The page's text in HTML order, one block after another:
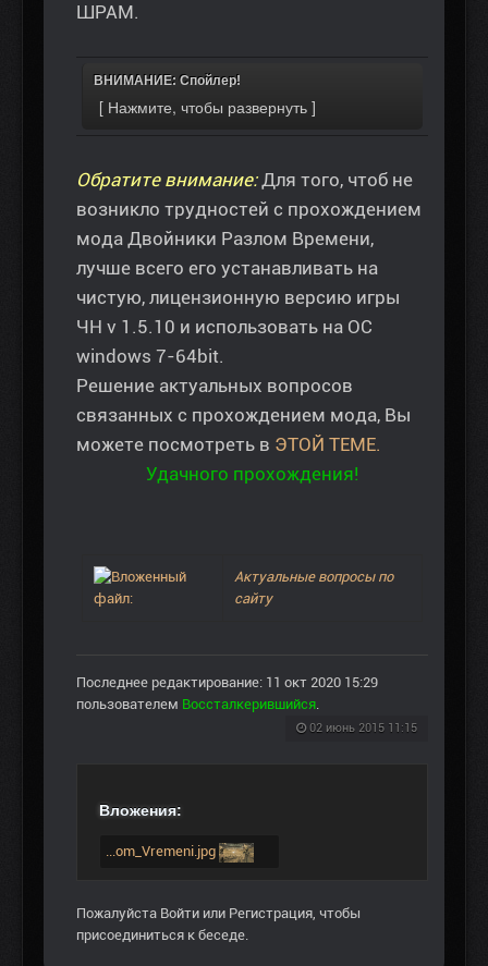
ШРАМ.
ВНИМАНИЕ: Спойлер!
Обратите внимание:Для того, чтоб не
возникло трудностей с прохождением
мода Двойники Разлом Времени,
лучше всего его устанавливать на
чистую, лицензионную версию игры
ЧН v 1.5.10 и использовать на ОС
windows 7-64bit.
Решение актуальных вопросов
связанных с прохождением мода, Вы
можете посмотреть в ЭТОЙ ТЕМЕ.
Удачного прохождения!
Актуальные вопросы по
сайту
Последнее редактирование: 11 окт 2020 15:29
пользователем Воссталкерившийся.
02 июнь 2015 11:15
Вложения:
...om_Vremeni.jpg
Пожалуйста Войти или Регистрация, чтобы
присоединиться к беседе.